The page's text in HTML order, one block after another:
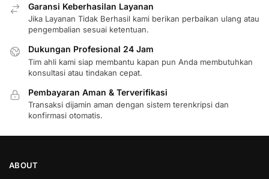
Garansi Keberhasilan Layanan
Jika Layanan Tidak Berhasil kami berikan perbaikan ulang atau
pengembalian sesuai ketentuan.
Dukungan Profesional 24 Jam
Tim ahli kami siap membantu kapan pun Anda membutuhkan
konsultasi atau tindakan cepat.
Pembayaran Aman & Terverifikasi
Transaksi dijamin aman dengan sistem terenkripsi dan
konfirmasi otomatis.
ABOUT